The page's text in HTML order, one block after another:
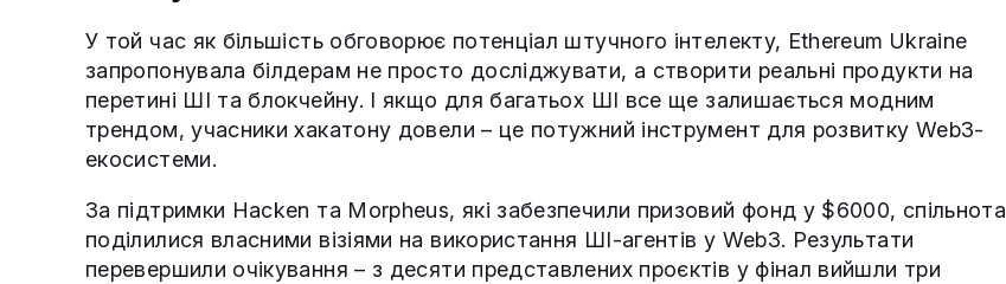
У той час як більшість обговорює потенціал штучного інтелекту, Ethereum Ukraine
запропонувала білдерам не просто досліджувати, а створити реальні продукти на
перетині ШІ та блокчейну. І якщо для багатьох ШІ все ще залишається модним
трендом, учасники хакатону довели – це потужний інструмент для розвитку Web3-
екосистеми.
За підтримки Hacken та Morpheus, які забезпечили призовий фонд у $6000, спільнота
поділилися власними візіями на використання ШІ-агентів у Web3. Результати
перевершили очікування – з десяти представлених проєктів у фінал вийшли три